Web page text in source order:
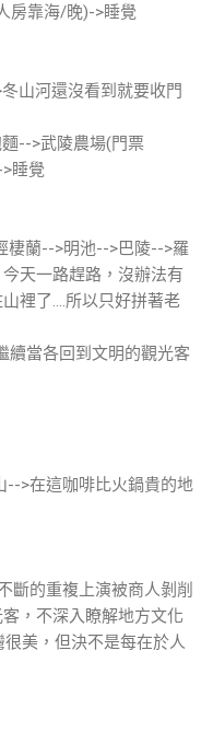
房靠海/晚)->睡覺
山河還沒看到就要收門
-->武陵農場(門票
睡覺
棲蘭-->明池-->巴陵-->羅
天一路趕路，沒辦法有
裡了....所以只好拼著老
續當各回到文明的觀光客
-->在這咖啡比火鍋貴的地
斷的重複上演被商人剝削
，不深入瞭解地方文化
美，但決不是每在於人